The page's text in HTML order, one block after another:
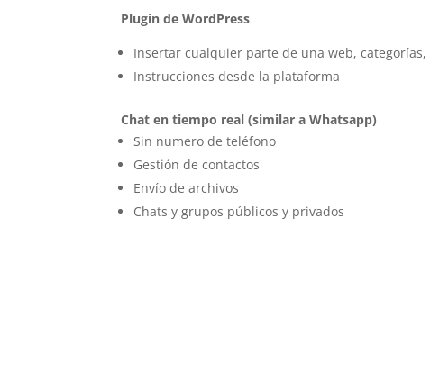
Plugin de WordPress
Insertar cualquier parte de una web,
Instrucciones desde la plataforma
Chat en tiempo real (similar a Whatsapp)
Sin numero de teléfono
Gestión de contactos
Envío de archivos
Chats y grupos públicos y privados